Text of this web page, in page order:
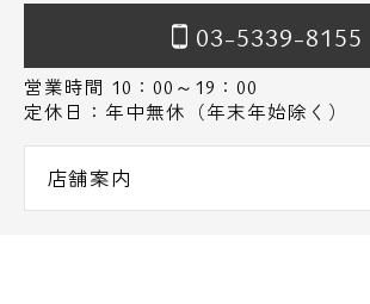
03-5339-8155
営業時間 10：00～19：00
定休日：年中無休（年末年始除く）
店舗案内